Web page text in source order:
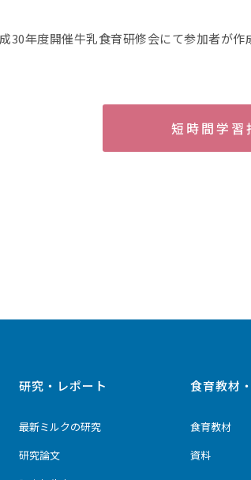
30年度開催牛乳食育研修会にて参加者が作
短時間学
研究・レポート
最新ミルクの研究
研究論文
食育教材
食育教材
資料